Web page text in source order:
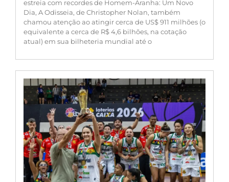
estreia com recordes de Homem-Aranha: Um Novo
Dia, A Odisseia, de Christopher Nolan, também
chamou atenção ao atingir cerca de US$ 911 milhões (o
equivalente a cerca de R$ 4,6 bilhões, na cotação
atual) em sua bilheteria mundial até o